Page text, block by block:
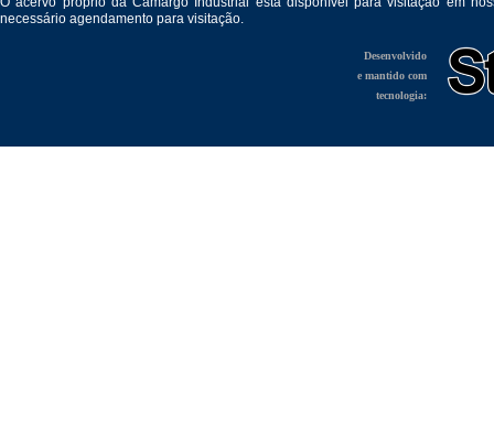
necessário agendamento para visitação.
Desenvolvido
e mantido com
tecnologia: